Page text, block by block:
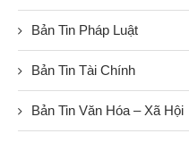
Bản Tin Pháp Luật
Bản Tin Tài Chính
Bản Tin Văn Hóa – Xã Hội